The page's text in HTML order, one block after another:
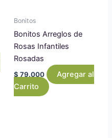
Bonitos
Bonitos Arreglos de
Rosas Infantiles
Rosadas
$ 79.000
Agregar al
Carrito